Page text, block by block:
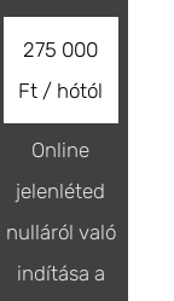
275 000
Ft / hótól
Online
jelenléted
nulláról való
indítása a